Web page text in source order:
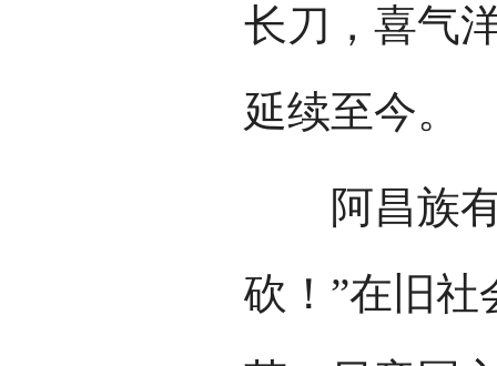
长刀，喜气
延续至今。
阿昌族有
砍！”在旧